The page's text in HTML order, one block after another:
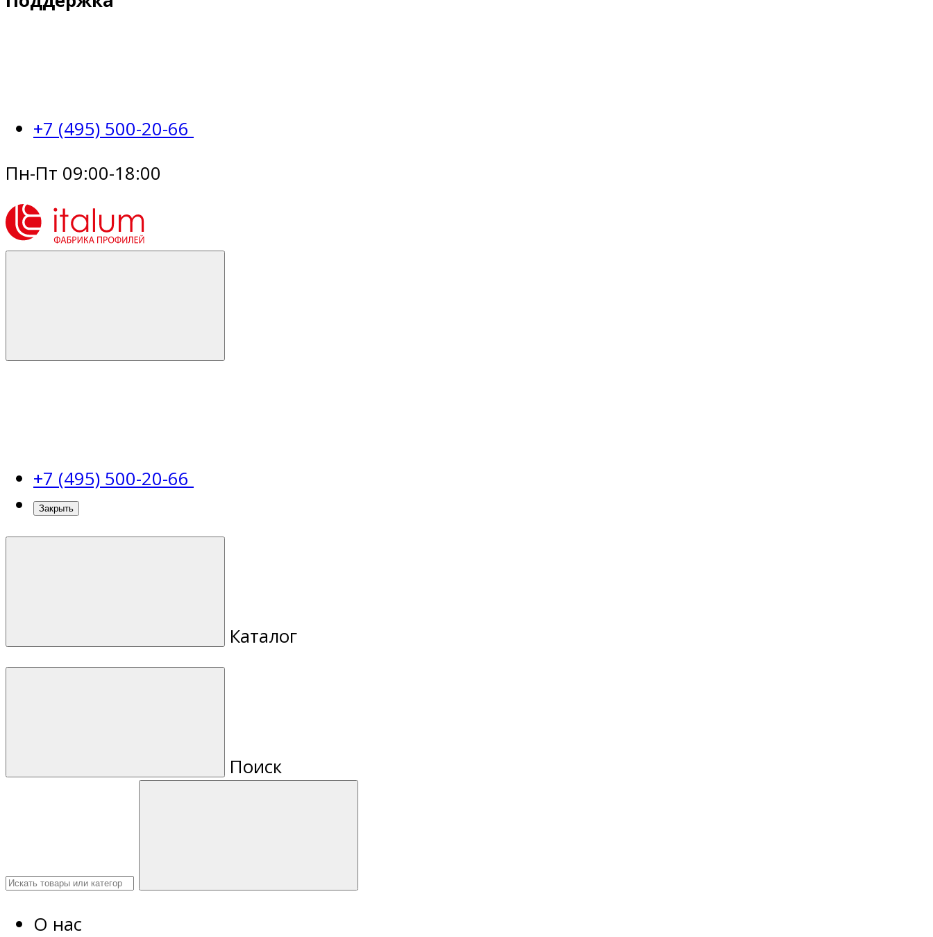
+7 (495) 500-20-66
Пн-Пт 09:00-18:00
+7 (495) 500-20-66
Закрыть
Каталог
Поиск
О нас